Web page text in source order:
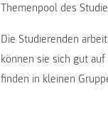
Themenpool des
Die Studierenden
können sie sich gut
finden in kleinen